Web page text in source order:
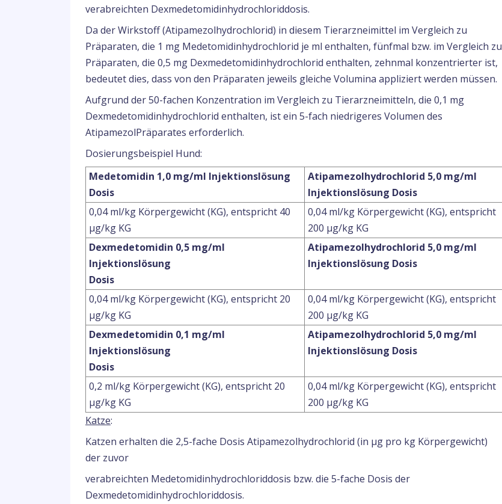
verabreichten Dexmedetomidinhydrochloriddosis.
Da der Wirkstoff (Atipamezolhydrochlorid) in diesem Tierarzneimittel im Vergleich zu
Präparaten, die 1 mg Medetomidinhydrochlorid je ml enthalten, fünfmal bzw. im Vergleich zu
Präparaten, die 0,5 mg Dexmedetomidinhydrochlorid enthalten, zehnmal konzentrierter ist,
bedeutet dies, dass von den Präparaten jeweils gleiche Volumina appliziert werden müssen.
Aufgrund der 50-fachen Konzentration im Vergleich zu Tierarzneimitteln, die 0,1 mg
Dexmedetomidinhydrochlorid enthalten, ist ein 5-fach niedrigeres Volumen des
AtipamezolPräparates erforderlich.
Dosierungsbeispiel Hund:
Medetomidin 1,0 mg/ml Injektionslösung
Dosis
Atipamezolhydrochlorid 5,0 mg/ml
Injektionslösung Dosis
0,04 ml/kg Körpergewicht (KG), entspricht 40
μg/kg KG
0,04 ml/kg Körpergewicht (KG), entspricht
200 μg/kg KG
Dexmedetomidin 0,5 mg/ml
Injektionslösung
Dosis
Atipamezolhydrochlorid 5,0 mg/ml
Injektionslösung Dosis
0,04 ml/kg Körpergewicht (KG), entspricht 20
μg/kg KG
0,04 ml/kg Körpergewicht (KG), entspricht
200 μg/kg KG
Dexmedetomidin 0,1 mg/ml
Injektionslösung
Dosis
Atipamezolhydrochlorid 5,0 mg/ml
Injektionslösung Dosis
0,2 ml/kg Körpergewicht (KG), entspricht 20
μg/kg KG
0,04 ml/kg Körpergewicht (KG), entspricht
200 μg/kg KG
Katze:
Katzen erhalten die 2,5-fache Dosis Atipamezolhydrochlorid (in µg pro kg Körpergewicht)
der zuvor
verabreichten Medetomidinhydrochloriddosis bzw. die 5-fache Dosis der
Dexmedetomidinhydrochloriddosis.